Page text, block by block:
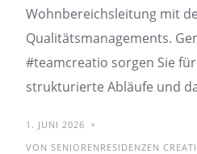
Wohnbereichsleitung mit
Qualitätsmanagements.
#teamcreatio sorgen Sie
strukturierte Abläufe und
1. JUNI 2026
VON SENIORENRESIDENZEN